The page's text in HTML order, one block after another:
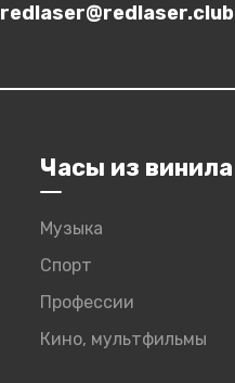
redlaser@redlaser.club
Часы из винила
Музыка
Спорт
Профессии
Кино, мультфильмы